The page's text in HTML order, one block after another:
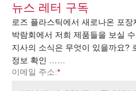
뉴스 레터 구독
로즈 플라스틱에서 새로나온 포
박람회에서 저희 제품들을 보실
지사의 소식은 무엇이 있을까요?
정보 확인 ……
이메일 주소:*